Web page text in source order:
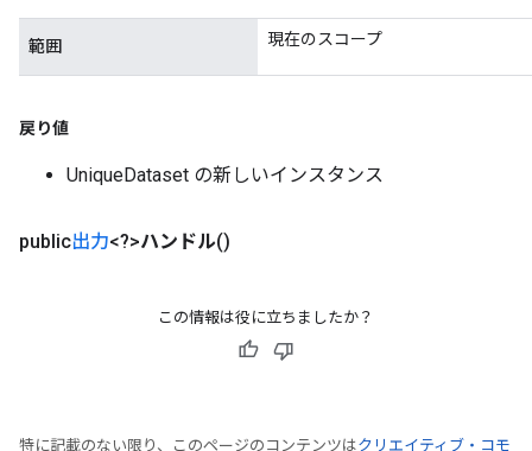
範囲 現在のスコープ
戻り値
UniqueDataset の新しいインスタンス
public出力<?>ハンドル()
この情報は役に立ちましたか？
特に記載のない限り、このページのコンテンツはクリエイティブ・コモ